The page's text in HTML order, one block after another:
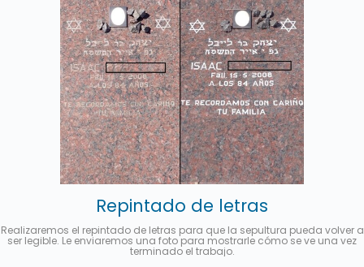
Repintado de letras
Realizaremos el repintado de letras para que la sepultura pueda volver a
ser legible. Le enviaremos una foto para mostrarle cómo se ve una vez
terminado el trabajo.